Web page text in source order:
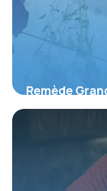
Remède
Solutions